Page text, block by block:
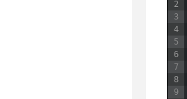
2
3
4
5
6
7
8
9